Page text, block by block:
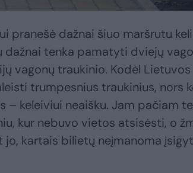
pranešė dažnai šiuo maršrutu
dažnai tenka pamatyti dviejų
vagonų traukinio. Kodėl Lietuvos
trumpesnius traukinius, nors
– keleiviui neaišku. Jam pačiam
kur nebuvo vietos atsisėsti, o
kartais bilietų neįmanoma